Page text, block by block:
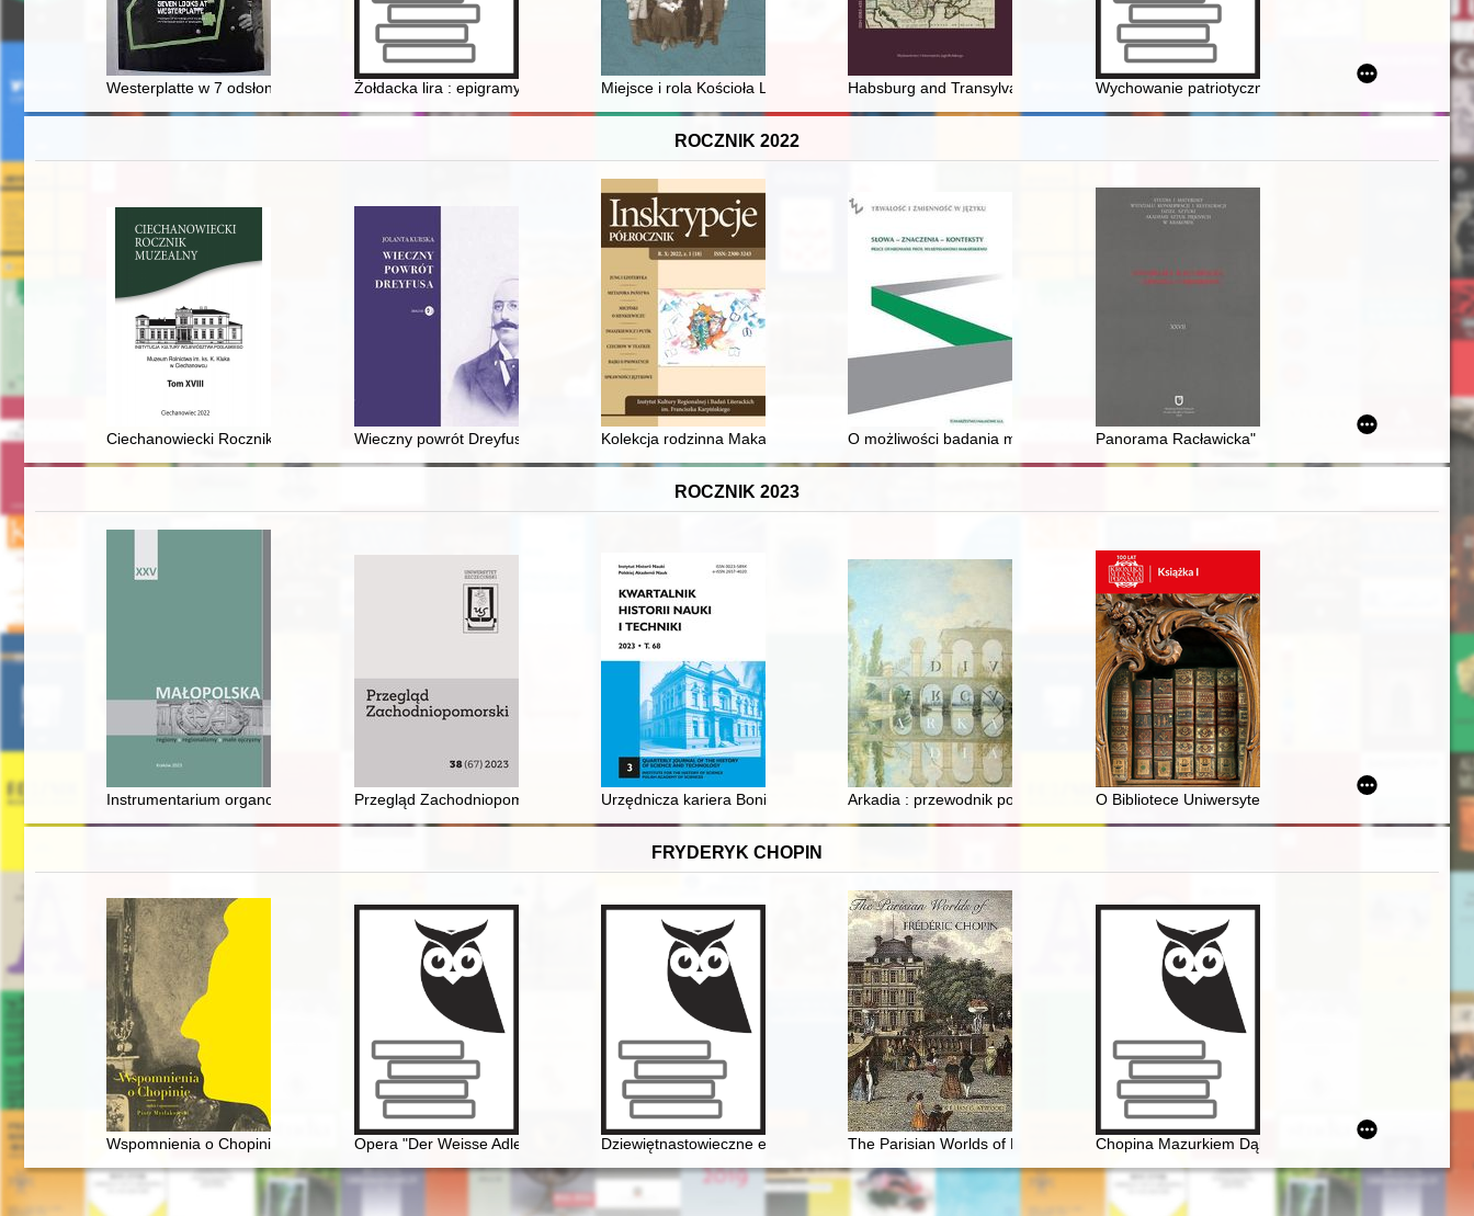
Westerplatte w 7 odsłonach : prezentacja zabytków pierwszego etapu badań archeologicznych na Westerplatte = Seven looks at Westerplatte : presentation of the findings of the first stage of
Żołdacka lira : epigramy nagrobne greckich najemników w epoce późnoklasycznej i hellenistycznej (IV-I wiek p.n.e.)
Miejsce i rola Kościoła Luterańskiego w dziejach Prus KsiążęcychHabsburg and Transylvanian aims related to the campaign of the Ottomans against the
Wychowanie patriotyczne Polaków : przeszłość i
ROCZNIK 2022
Ciechanowiecki Rocznik Muzealny. T. 18 (2022)Wieczny powrót Dreyfusa Kolekcja rodzinna Makarowskich jako odbicie lustrzane życia siedlczan w XX wieku oraz ich różnorodności językowej
O możliwości badania modelu kompetencji humorystycznej nadawcy w "Dworzaninie
Panorama Racławicka" : sprawa narodowa : udział
ROCZNIK 2023
Instrumentarium organowe Filharmonii im. Karola Szymanowskiego w Krakowie. (Cz. 2)
Przegląd Zachodniopomorski. T. 38 (2023)Urzędnicza kariera Bonifacego Witkowskiego (1800–1840) – przyczynek do dziejów biurokracji budowlanej w Królestwie
Arkadia : przewodnik po wystawie = Arcadia : exhibition guidebook
O Bibliotece Uniwersyteckiej, podróżach, odkryciach
FRYDERYK CHOPIN
Wspomnienia o Chopinie. Cz. 1 Opera "Der Weisse Adler" Raoula Madera jako przykład transkrypcji muzyki Fryderyka Chopina uwikłanej w polską tematykę narodowowyzwoleńczą
Dziewiętnastowieczne edycje dzieł Fryderyka Chopina jako aspekt historii recepcji
The Parisian Worlds of Frédéric ChopinChopina Mazurkiem Dąbrowskiego urzeczenie